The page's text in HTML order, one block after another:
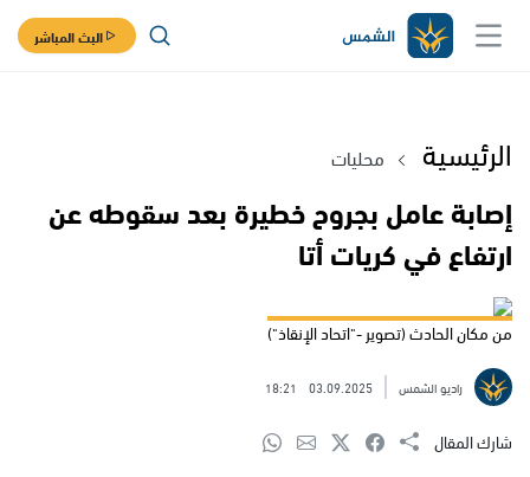
البث المباشر
الرئيسية محليات
إصابة عامل بجروح خطيرة بعد سقوطه عن
ارتفاع في كريات أتا
من مكان الحادث (تصوير -"اتحاد الإنقاذ")
راديو الشمس 03.09.2025
18:21
شارك المقال